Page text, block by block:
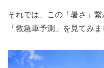
それでは、この「暑さ」
「救急車予測」を見てみま